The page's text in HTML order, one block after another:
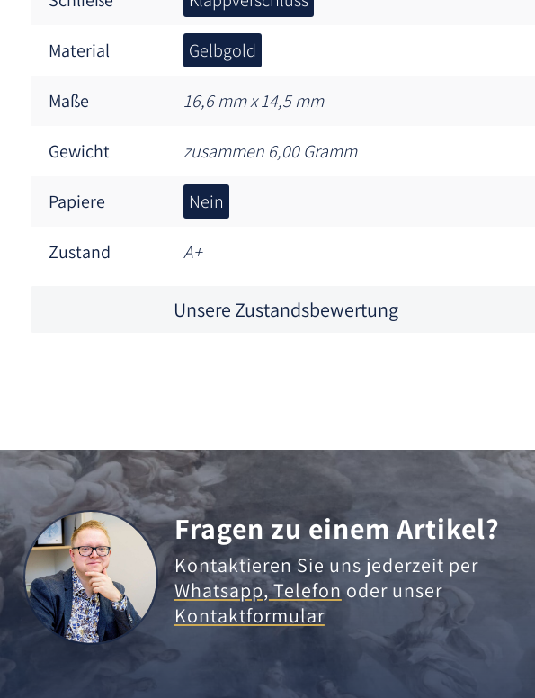
Material Gelbgold
Maße 16,6 mm x 14,5 mm
Gewicht zusammen 6,00 Gramm
Papiere Nein
Zustand A+
Unsere Zustandsbewertung
Fragen zu einem Artikel?
Kontaktieren Sie uns jederzeit per
Whatsapp,Telefonoder unser
Kontaktformular